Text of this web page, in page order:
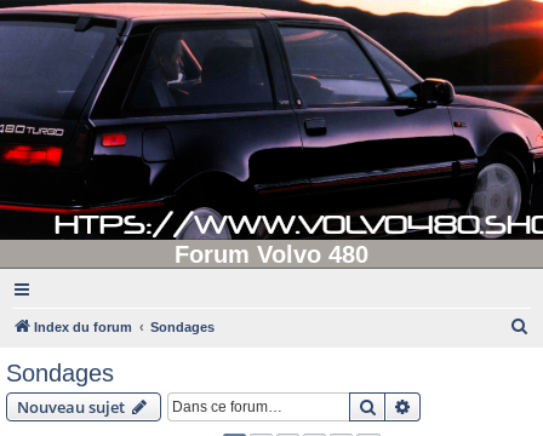
Forum Volvo 480
Index du forum Sondages
Sondages
Nouveau sujet Rechercher